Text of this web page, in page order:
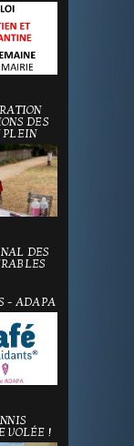
DES
PLEIN
DES
- ADAPA
VOLÉE !